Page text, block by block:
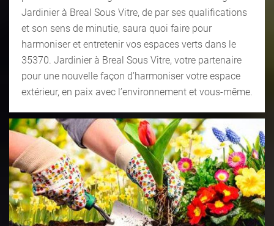
Jardinier à Breal Sous Vitre, de par ses qualifications
et son sens de minutie, saura quoi faire pour
harmoniser et entretenir vos espaces verts dans le
35370. Jardinier à Breal Sous Vitre, votre partenaire
pour une nouvelle façon d’harmoniser votre espace
extérieur, en paix avec l’environnement et vous-même.